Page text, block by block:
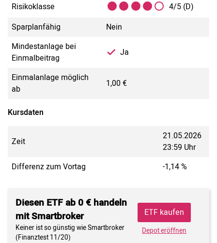
Risikoklasse
4/5 (D)
Sparplanfähig
Nein
Mindestanlage bei
Einmalbeitrag
Ja
Einmalanlage möglich
ab
1,00 €
Kursdaten
Zeit
21.05.2026
23:59 Uhr
Differenz zum Vortag
-1,14 %
Diesen ETF ab 0 € handeln
mit Smartbroker
Keiner ist so günstig wie Smartbroker
(Finanztest 11/20)
ETF kaufen
Depot eröffnen